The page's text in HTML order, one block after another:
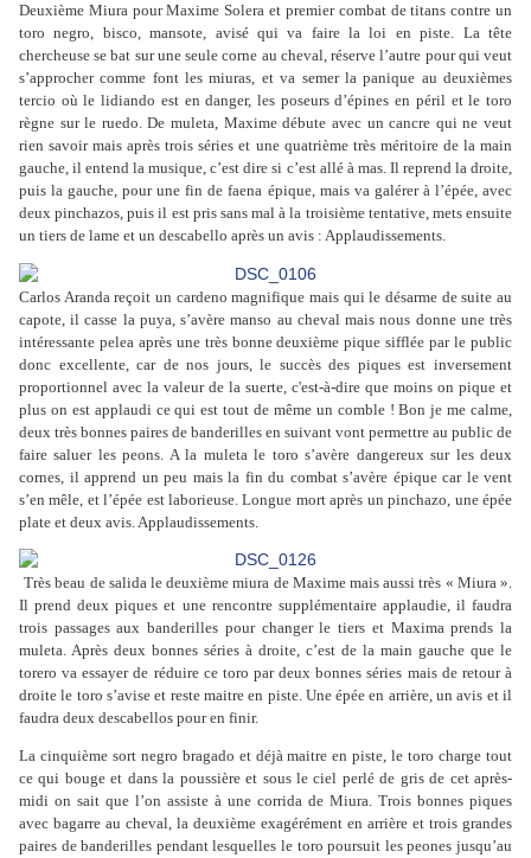
Deuxième Miura pour Maxime Solera et premier combat de titans contre un
toro negro, bisco, mansote, avisé qui va faire la loi en piste. La tête
chercheuse se bat sur une seule corne au cheval, réserve l’autre pour qui veut
s’approcher comme font les miuras, et va semer la panique au deuxièmes
tercio où le lidiando est en danger, les poseurs d’épines en péril et le toro
règne sur le ruedo. De muleta, Maxime débute avec un cancre qui ne veut
rien savoir mais après trois séries et une quatrième très méritoire de la main
gauche, il entend la musique, c’est dire si c’est allé à mas. Il reprend la droite,
puis la gauche, pour une fin de faena épique, mais va galérer à l’épée, avec
deux pinchazos, puis il est pris sans mal à la troisième tentative, mets ensuite
un tiers de lame et un descabello après un avis : Applaudissements.
Carlos Aranda reçoit un cardeno magnifique mais qui le désarme de suite au
capote, il casse la puya, s’avère manso au cheval mais nous donne une très
intéressante pelea après une très bonne deuxième pique sifflée par le public
donc excellente, car de nos jours, le succès des piques est inversement
proportionnel avec la valeur de la suerte, c'est-à-dire que moins on pique et
plus on est applaudi ce qui est tout de même un comble ! Bon je me calme,
deux très bonnes paires de banderilles en suivant vont permettre au public de
faire saluer les peons. A la muleta le toro s’avère dangereux sur les deux
cornes, il apprend un peu mais la fin du combat s’avère épique car le vent
s’en mêle, et l’épée est laborieuse. Longue mort après un pinchazo, une épée
plate et deux avis. Applaudissements.
Très beau de salida le deuxième miura de Maxime mais aussi très « Miura ».
Il prend deux piques et une rencontre supplémentaire applaudie, il faudra
trois passages aux banderilles pour changer le tiers et Maxima prends la
muleta. Après deux bonnes séries à droite, c’est de la main gauche que le
torero va essayer de réduire ce toro par deux bonnes séries mais de retour à
droite le toro s’avise et reste maitre en piste. Une épée en arrière, un avis et il
faudra deux descabellos pour en finir.
La cinquième sort negro bragado et déjà maitre en piste, le toro charge tout
ce qui bouge et dans la poussière et sous le ciel perlé de gris de cet après-
midi on sait que l’on assiste à une corrida de Miura. Trois bonnes piques
avec bagarre au cheval, la deuxième exagérément en arrière et trois grandes
paires de banderilles pendant lesquelles le toro poursuit les peones jusqu’au